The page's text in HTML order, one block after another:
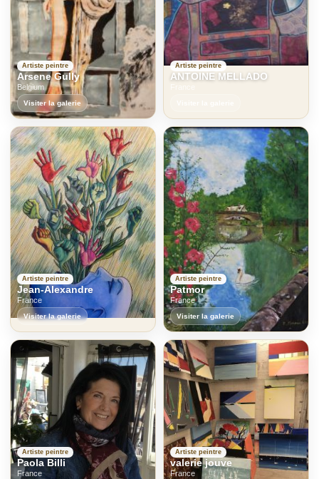
Artiste peintre
Arsene Gully
Belgium
Visiter la galerie
Artiste peintre
ANTOINE MELLADO
Artiste peintre
Jean-Alexandre
France
Visiter la galerie
Artiste peintre
Patmor
France
Visiter la galerie
Artiste peintre
Paola Billi
France
Artiste peintre
valerie jouve
France